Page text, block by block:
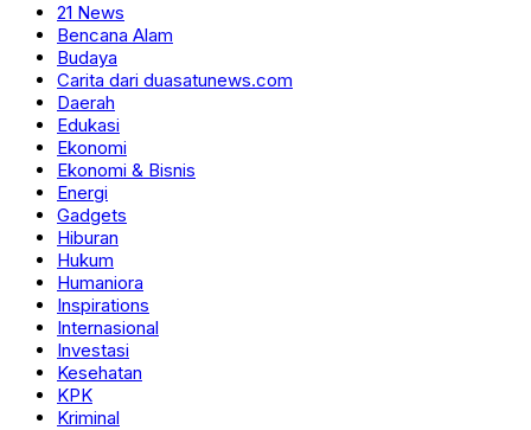
21 News
Bencana Alam
Budaya
Carita dari duasatunews.com
Daerah
Edukasi
Ekonomi
Ekonomi & Bisnis
Energi
Gadgets
Hiburan
Hukum
Humaniora
Inspirations
Internasional
Investasi
Kesehatan
KPK
Kriminal